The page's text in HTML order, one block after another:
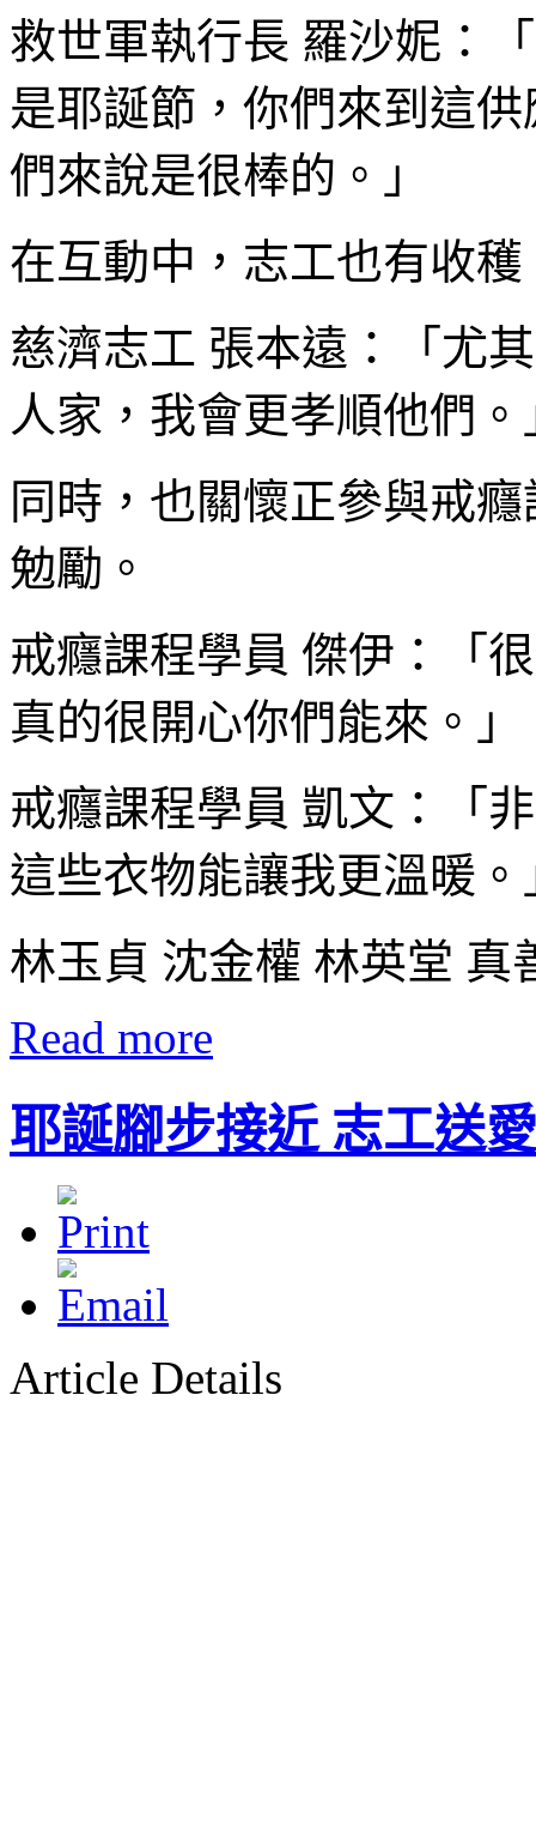
救世軍執行長 羅沙妮：
是耶誕節，你們來到這
們來說是很棒的。」
在互動中，志工也有收穫
慈濟志工 張本遠：「尤
人家，我會更孝順他們。
同時，也關懷正參與戒
勉勵。
戒癮課程學員 傑伊：「
真的很開心你們能來。」
戒癮課程學員 凱文：「
這些衣物能讓我更溫暖。
林玉貞 沈金權 林英堂 真
Read more
耶誕腳步接近 志工送
Article Details